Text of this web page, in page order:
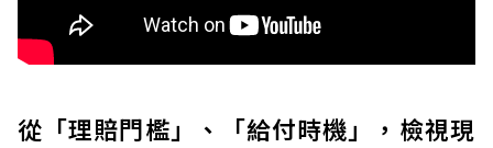
從「理賠門檻」、「給付時機」，檢視現